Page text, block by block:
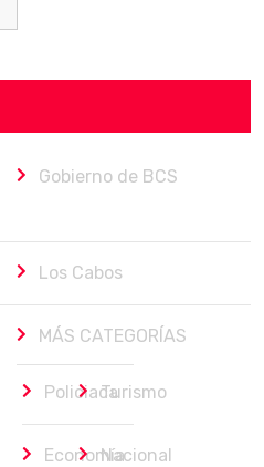
Gobierno de BCS
Los Cabos
MÁS CATEGORÍAS
PoliciacaTurismo
EconomíaNacional